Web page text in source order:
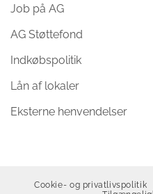
Job på AG
AG Støttefond
Indkøbspolitik
Lån af lokaler
Eksterne henvendelser
Cookie- og privatlivspolitik